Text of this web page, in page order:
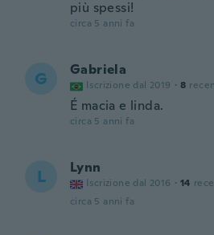
più spessi!
circa 5 anni fa
G Gabriela
Iscrizione dal 2019 · 8
É macia e linda.
circa 5 anni fa
L Lynn
Iscrizione dal 2016 · 14
circa 5 anni fa